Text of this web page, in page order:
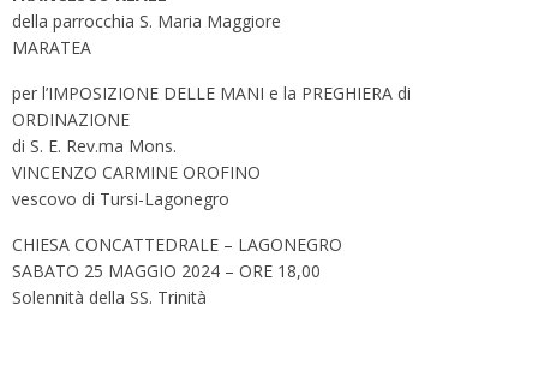
della parrocchia S. Maria Maggiore
MARATEA
per l’IMPOSIZIONE DELLE MANI e la PREGHIERA di
ORDINAZIONE
di S. E. Rev.ma Mons.
VINCENZO CARMINE OROFINO
vescovo di Tursi-Lagonegro
CHIESA CONCATTEDRALE – LAGONEGRO
SABATO 25 MAGGIO 2024 – ORE 18,00
Solennità della SS. Trinità